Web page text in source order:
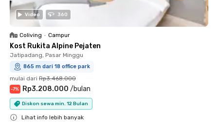
Video 360
Coliving • Campur
Kost Rukita Alpine Pejaten
Jatipadang, Pasar Minggu
865 m dari 18 office park
mulai dari Rp3.468.000
-7% Rp3.208.000 /bulan
Diskon sewa min. 12 Bulan
Lihat info lebih banyak